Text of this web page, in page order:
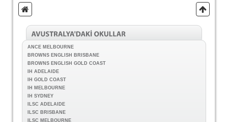
ANCE MELBOURNE
BROWNS ENGLISH BRISBANE
BROWNS ENGLISH GOLD COAST
IH ADELAIDE
IH GOLD COAST
IH MELBOURNE
IH SYDNEY
ILSC ADELAIDE
ILSC BRISBANE
ILSC MELBOURNE